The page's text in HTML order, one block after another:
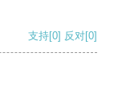
支持[0] 反对[0]